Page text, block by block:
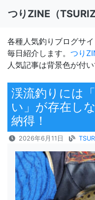
つりZINE（
各種人気釣りブログサ
毎日紹介します。 つり
人気記事は背景色が付い
渓流釣りには
い」が存在し
納得！
2026年6月11日